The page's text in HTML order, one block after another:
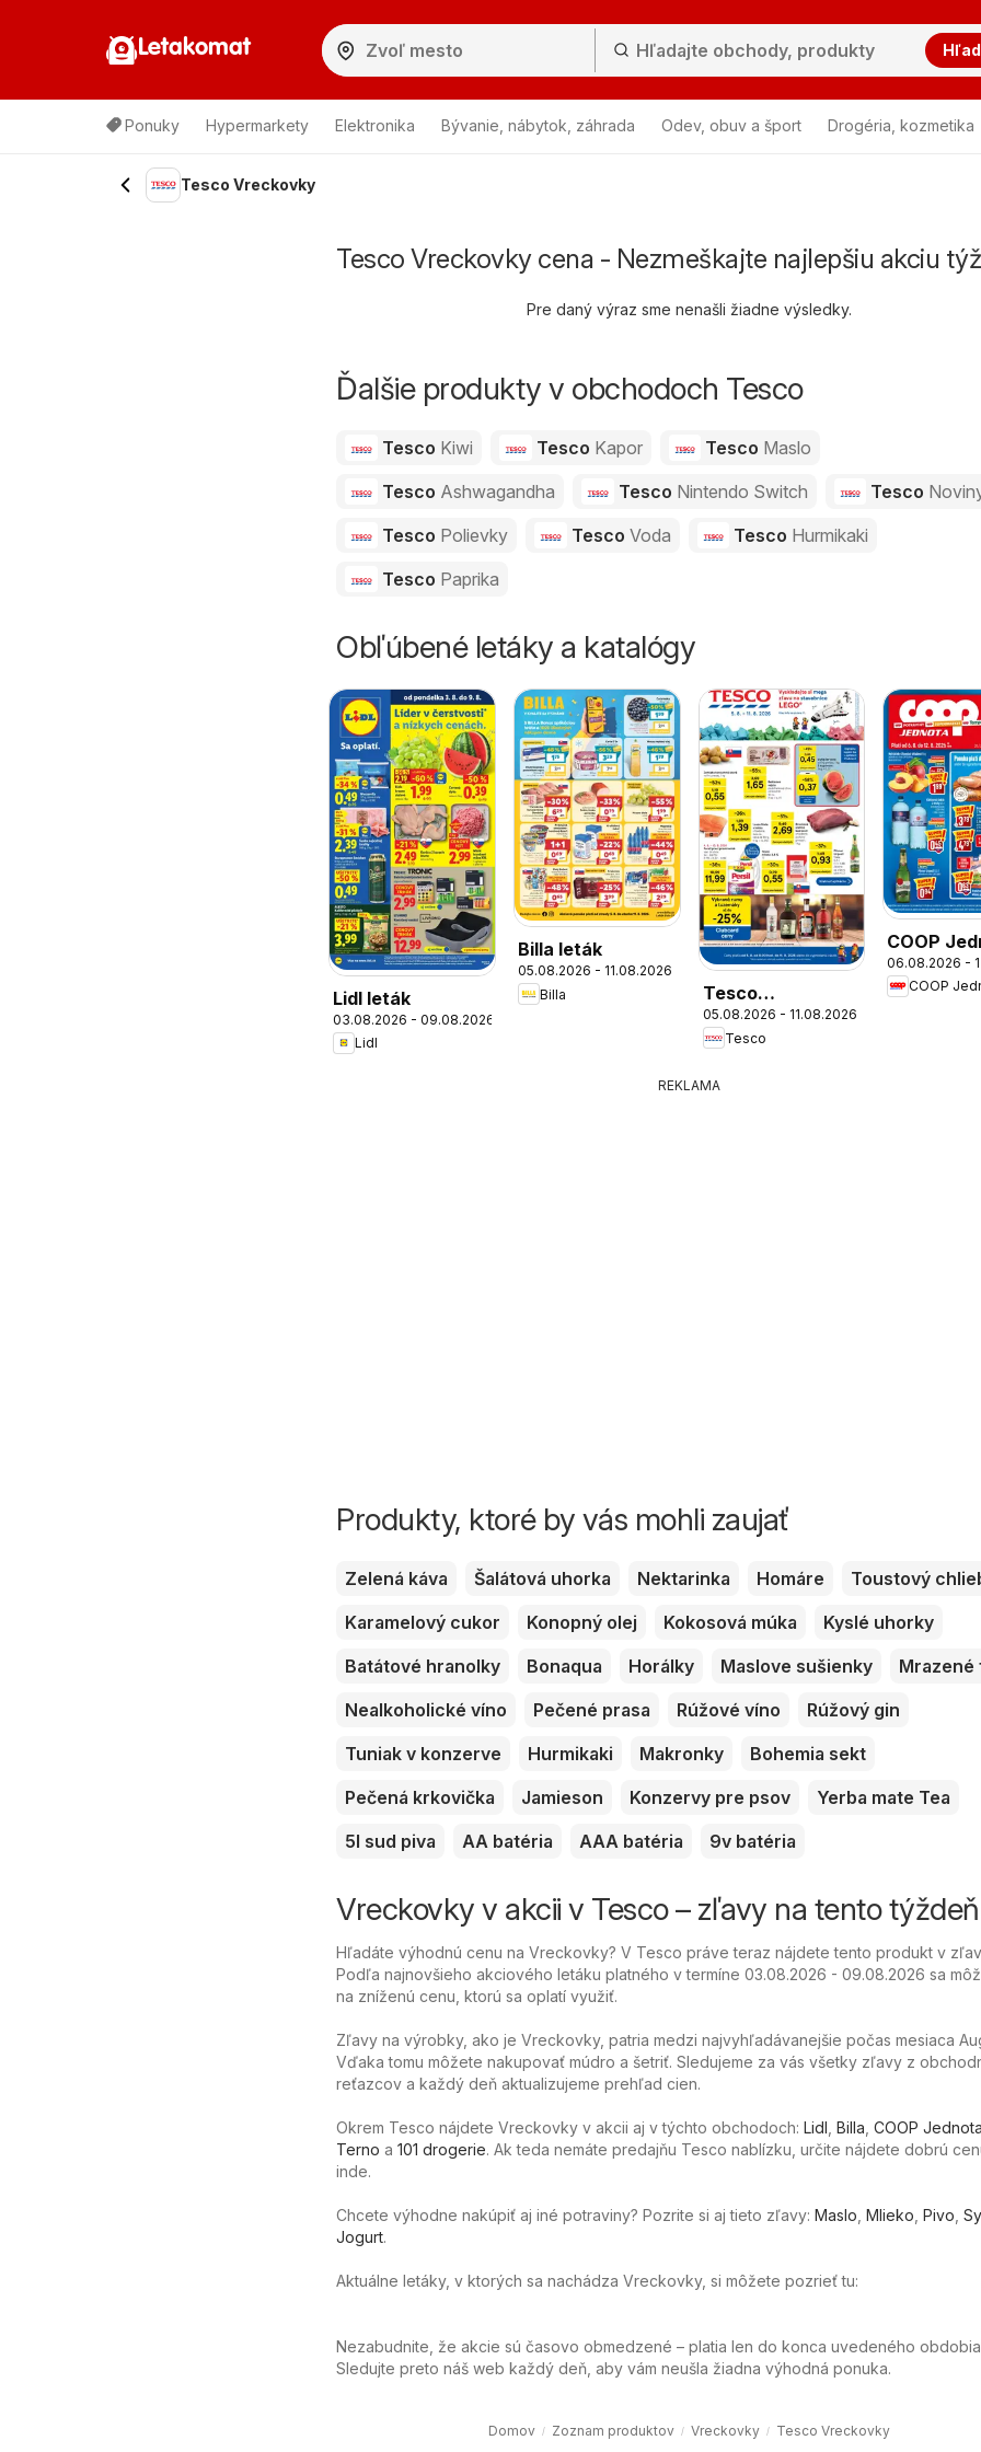
Letakomat
Ponuky Hypermarkety Elektronika Bývanie, nábytok, záhrada Odev, obuv a šport Drogéria, kozmetika
Tesco Vreckovky
Tesco Vreckovky cena - Nezmeškajte najlepšiu akciu
Pre daný výraz sme nenašli žiadne výsledky.
Ďalšie produkty v obchodoch Tesco
Tesco Kiwi Tesco Kapor Tesco Maslo
Tesco Ashwagandha Tesco Nintendo Switch Tesco
Tesco Polievky Tesco Voda Tesco Hurmikaki
Tesco Paprika
Obľúbené letáky a katalógy
Lidl leták
03.08.2026 - 09.08.2026
Lidl
Billa leták
05.08.2026 - 11.08.2026
Billa
Tesco
Hypermarket -
leták
05.08.2026 - 11.08.2026
Tesco
COOP
leták
06.08.2026 -
COOP
REKLAMA
Produkty, ktoré by vás mohli zaujať
Zelená káva Šalátová uhorka Nektarinka Homáre
Toustový
Karamelový cukor
Konopný olej Kokosová múka
Kyslé uhorky
Batátové hranolky
Bonaqua Horálky Maslove sušienky
Mrazené
Nealkoholické víno
Pečené prasa Rúžové víno
Rúžový gin
Tuniak v konzerve
Hurmikaki Makronky
Bohemia sekt
Pečená krkovička
Jamieson Konzervy pre psov
Yerba mate Tea
5l sud piva
AA batéria AAA batéria 9v batéria
Vreckovky v akcii v Tesco – zľavy na tento týždeň
Hľadáte výhodnú cenu na Vreckovky? V Tesco práve teraz nájdete tento produkt v
Podľa najnovšieho akciového letáku platného v termíne 03.08.2026 - 09.08.2026 sa
na zníženú cenu, ktorú sa oplatí využiť.
Zľavy na výrobky, ako je Vreckovky, patria medzi najvyhľadávanejšie počas mesiaca
Vďaka tomu môžete nakupovať múdro a šetriť. Sledujeme za vás všetky zľavy z
reťazcov a každý deň aktualizujeme prehľad cien.
Okrem Tesco nájdete Vreckovky v akcii aj v týchto obchodoch: Lidl Billa COOP
Terno a 101 drogerie. Ak teda nemáte predajňu Tesco nablízku, určite nájdete dobrú
inde.
Chcete výhodne nakúpiť aj iné potraviny? Pozrite si aj tieto zľavy: Maslo Mlieko Pivo
Jogurt.
Aktuálne letáky, v ktorých sa nachádza Vreckovky, si môžete pozrieť tu:
Nezabudnite, že akcie sú časovo obmedzené – platia len do konca uvedeného
Sledujte preto náš web každý deň, aby vám neušla žiadna výhodná ponuka.
Domov Zoznam produktov Vreckovky Tesco Vreckovky